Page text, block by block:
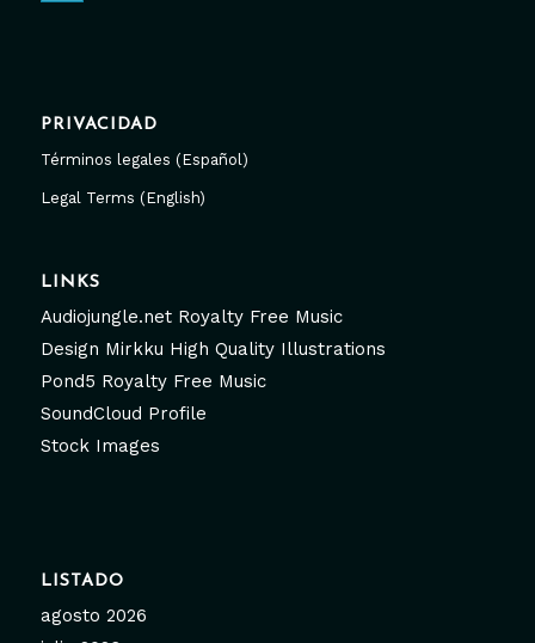
PRIVACIDAD
Términos legales (Español)
Legal Terms (English)
LINKS
Audiojungle.net Royalty Free Music
Design Mirkku High Quality Illustrations
Pond5 Royalty Free Music
SoundCloud Profile
Stock Images
LISTADO
agosto 2026